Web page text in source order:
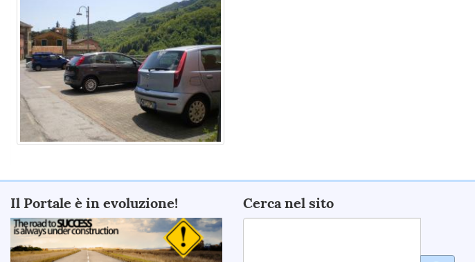
Il Portale è in evoluzione! Cerca nel sito